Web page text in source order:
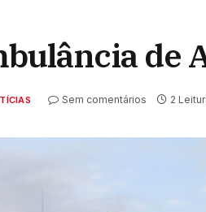
de
Sem comentários 2